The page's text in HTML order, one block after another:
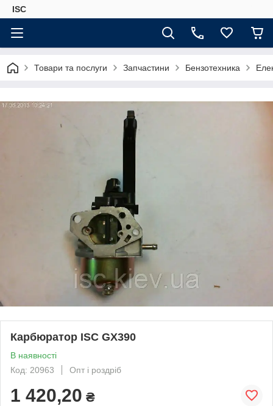
ISC
Товари та послуги Запчастини Бензотехника
Карбюратор ISC GX390
В наявності
Код: 20963
Опт і роздріб
1 420,20 ₴